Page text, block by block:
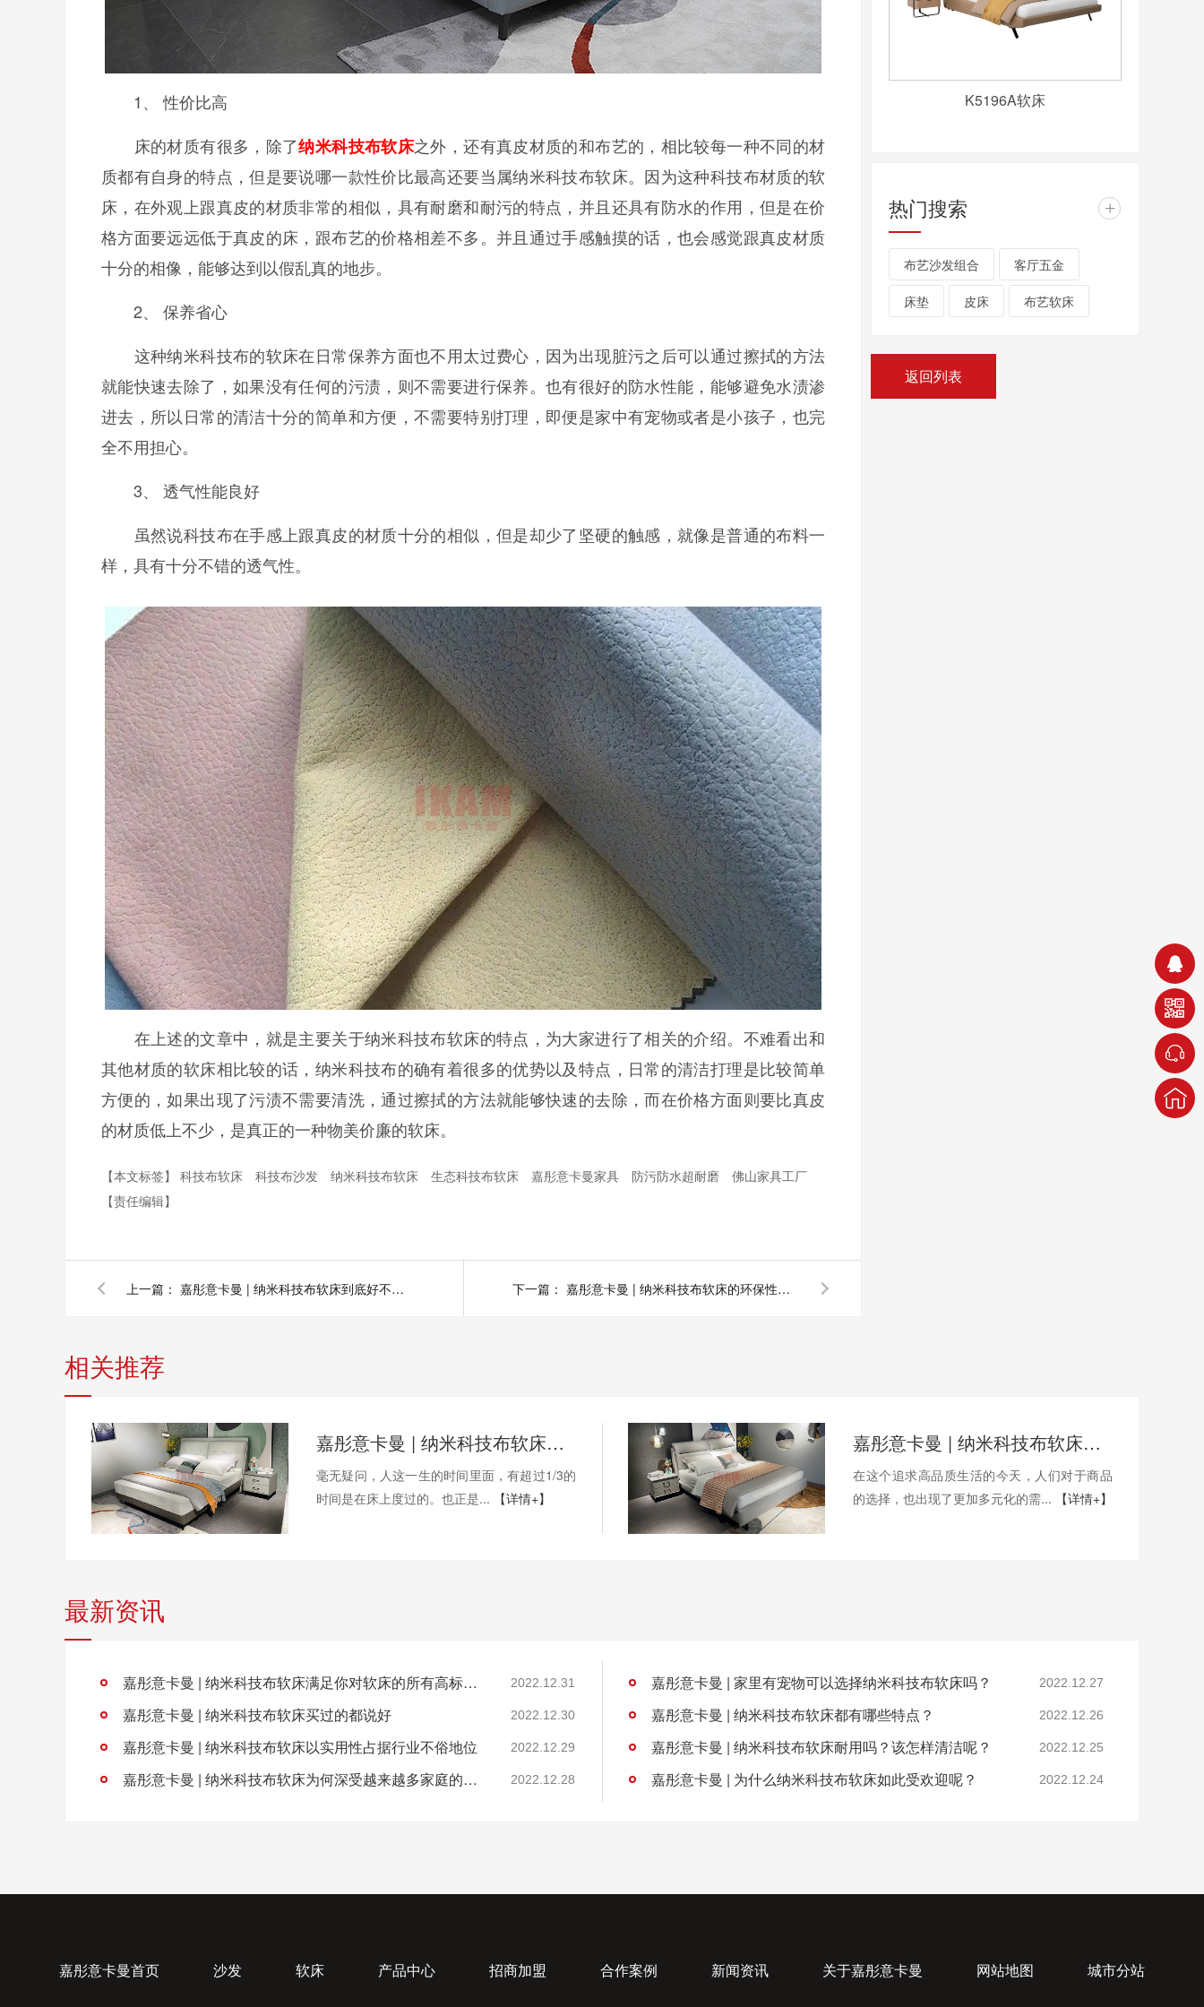
1、 性价比高
床的材质有很多，除了纳米科技布软床之外，还有真皮材质的和布艺的，相比较每一种不同的材
质都有自身的特点，但是要说哪一款性价比最高还要当属纳米科技布软床。因为这种科技布材质的软
床，在外观上跟真皮的材质非常的相似，具有耐磨和耐污的特点，并且还具有防水的作用，但是在价
格方面要远远低于真皮的床，跟布艺的价格相差不多。并且通过手感触摸的话，也会感觉跟真皮材质
十分的相像，能够达到以假乱真的地步。
2、 保养省心
这种纳米科技布的软床在日常保养方面也不用太过费心，因为出现脏污之后可以通过擦拭的方法
就能快速去除了，如果没有任何的污渍 ，则不需要进行保养。也有很好的防水性能，能够避免水渍渗
进去，所以日常的清洁十分的简单和方便，不需要特别打理，即便是家中有宠物或者是小孩子，也完
全不用担心。
3、 透气性能良好
虽然说科技布在手感上跟真皮的材质十分的相似，但是却少了坚硬的触感，就像是普通的布料一
样，具有十分不错的透气性。
在上述的文章中，就是主要关于纳米科技布软床的特点，为大家进行了相关的介绍。不难看出和
其他材质的软床相比较的话，纳米科技布的确有着很多的优势以及特点，日常的清洁打理是比较简单
方便的，如果出现了污渍不需要清洗，通过擦拭的方法就能够快速的去除，而在价格方面则要比真皮
的材质低上不少，是真正的一种物美价廉的软床。
【本文标签】 科技布软床 科技布沙发 纳米科技布软床 生态科技布软床 嘉彤意卡曼家具 防污防水超耐磨
佛山家具工厂
【责任编辑】
上一篇： 嘉彤意卡曼 | 纳米科技布软床到底好不好呢？ 下一篇： 嘉彤意卡曼 | 纳米科技布软床的环保性能如何呢？
K5196A软床
热门搜索 +
布艺沙发组合 客厅五金
床垫 皮床 布艺软床
返回列表
相关推荐
嘉彤意卡曼 | 纳米科技布软床满足你对软床的所有高标准要求
毫无疑问，人这一生的时间里面，有超过1/3的
时间是在床上度过的。也正是...
【详情+】
嘉彤意卡曼 | 纳米科技布软床以实用性占据行业不俗地位
在这个追求高品质生活的今天，人们对于商品
的选择，也出现了更加多元化的需...
【详情+】
最新资讯
嘉彤意卡曼 | 纳米科技布软床满足你对软床的所有高标准要求 2022.12.31
嘉彤意卡曼 | 纳米科技布软床买过的都说好 2022.12.30
嘉彤意卡曼 | 纳米科技布软床以实用性占据行业不俗地位 2022.12.29
嘉彤意卡曼 | 纳米科技布软床为何深受越来越多家庭的欢迎？ 2022.12.28
嘉彤意卡曼 | 家里有宠物可以选择纳米科技布软床吗？ 2022.12.27
嘉彤意卡曼 | 纳米科技布软床都有哪些特点？ 2022.12.26
嘉彤意卡曼 | 纳米科技布软床耐用吗？该怎样清洁呢？ 2022.12.25
嘉彤意卡曼 | 为什么纳米科技布软床如此受欢迎呢？ 2022.12.24
嘉彤意卡曼首页 沙发 软床 产品中心 招商加盟 合作案例 新闻资讯 关于嘉彤意卡曼 网站地图 城市分站